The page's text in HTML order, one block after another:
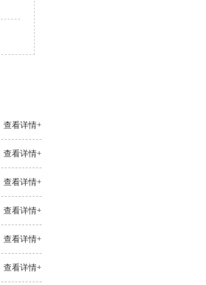
查看详情+
查看详情+
查看详情+
查看详情+
查看详情+
查看详情+